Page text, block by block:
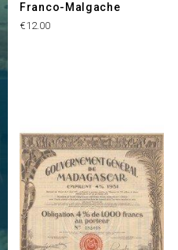
Franco-Malgache
Price
€12.00